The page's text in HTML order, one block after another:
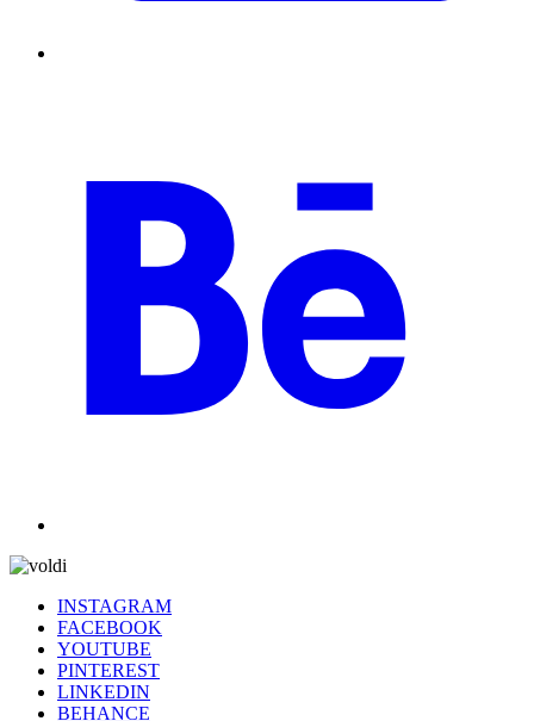
INSTAGRAM
FACEBOOK
YOUTUBE
PINTEREST
LINKEDIN
BEHANCE